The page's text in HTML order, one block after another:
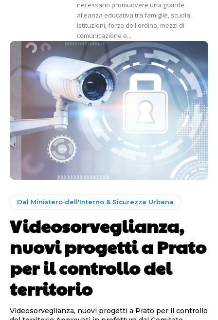
necessario promuovere una grande
alleanza educativa tra famiglie, scuola,
istituzioni, forze dell'ordine, mezzi di
comunicazione e...
Dal Ministero dell'Interno & Sicurezza Urbana
Videosorveglianza,
nuovi progetti a Prato
per il controllo del
territorio
Videosorveglianza, nuovi progetti a Prato per il controllo